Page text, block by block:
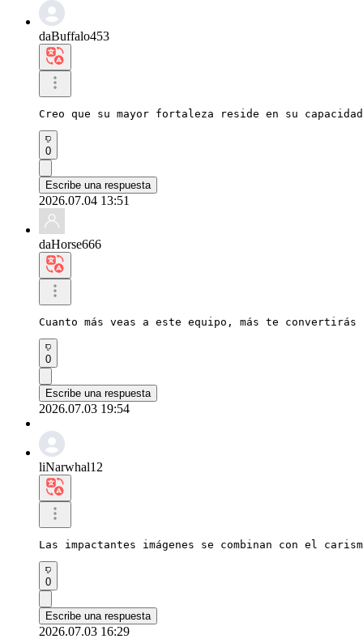
daBuffalo453
Creo que su mayor fortaleza reside en su
0
Escribe una respuesta
2026.07.04 13:51
daHorse666
Cuanto más veas a este equipo, más te
0
Escribe una respuesta
2026.07.03 19:54
liNarwhal12
Las impactantes imágenes se combinan con el
0
Escribe una respuesta
2026.07.03 16:29